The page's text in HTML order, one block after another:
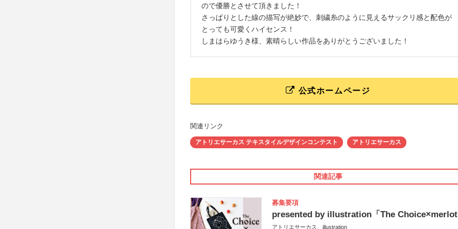
ので優勝とさせて頂きました！
さっぱりとした線の描写が絶妙で、刺繍糸のように見えるサックリ感と配色が
とっても可愛くハイセンス！
しまはらゆうき様、素晴らしい作品をありがとうございました！
公式ホームページ
関連リンク
アトリエサーカス テキスタイルデザインコンテスト アトリエサーカス
関連記事
募集要項
presented by illustration「The
アトリエサーカス、illustration